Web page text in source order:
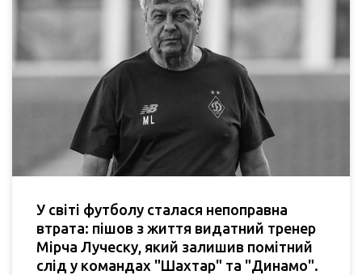
У світі футболу сталася непоправна
втрата: пішов з життя видатний тренер
Мірча Луческу, який залишив помітний
слід у командах "Шахтар" та "Динамо".